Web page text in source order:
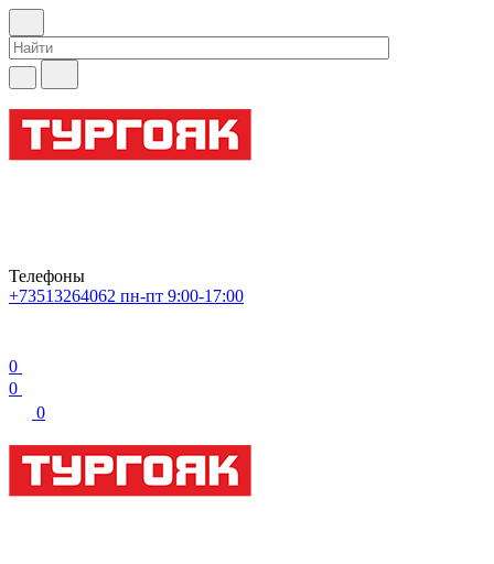
Телефоны
+73513264062 пн-пт 9:00-17:00
0
0
0